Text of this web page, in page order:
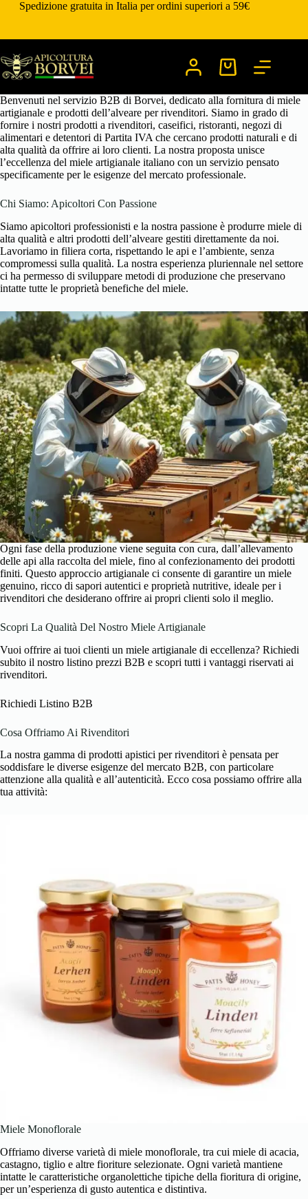
SaltaSpedizione gratuita in Italia per ordini superiori a 59€
Carrello
Benvenuti nel servizio B2B di Borvei, dedicato alla fornitura di miele
artigianale e prodotti dell’alveare per rivenditori. Siamo in grado di
fornire i nostri prodotti a rivenditori, caseifici, ristoranti, negozi di
alimentari e detentori di Partita IVA che cercano prodotti naturali e di
alta qualità da offrire ai loro clienti. La nostra proposta unisce
l’eccellenza del miele artigianale italiano con un servizio pensato
specificamente per le esigenze del mercato professionale.
Chi Siamo: Apicoltori Con Passione
Siamo apicoltori professionisti e la nostra passione è produrre miele di
alta qualità e altri prodotti dell’alveare gestiti direttamente da noi.
Lavoriamo in filiera corta, rispettando le api e l’ambiente, senza
compromessi sulla qualità. La nostra esperienza pluriennale nel settore
ci ha permesso di sviluppare metodi di produzione che preservano
intatte tutte le proprietà benefiche del miele.
Ogni fase della produzione viene seguita con cura, dall’allevamento
delle api alla raccolta del miele, fino al confezionamento dei prodotti
finiti. Questo approccio artigianale ci consente di garantire un miele
genuino, ricco di sapori autentici e proprietà nutritive, ideale per i
rivenditori che desiderano offrire ai propri clienti solo il meglio.
Scopri La Qualità Del Nostro Miele Artigianale
Vuoi offrire ai tuoi clienti un miele artigianale di eccellenza? Richiedi
subito il nostro listino prezzi B2B e scopri tutti i vantaggi riservati ai
rivenditori.
Richiedi Listino B2B
Cosa Offriamo Ai Rivenditori
La nostra gamma di prodotti apistici per rivenditori è pensata per
soddisfare le diverse esigenze del mercato B2B, con particolare
attenzione alla qualità e all’autenticità. Ecco cosa possiamo offrire alla
tua attività:
Miele Monoflorale
Offriamo diverse varietà di miele monoflorale, tra cui miele di acacia,
castagno, tiglio e altre fioriture selezionate. Ogni varietà mantiene
intatte le caratteristiche organolettiche tipiche della fioritura di origine,
per un’esperienza di gusto autentica e distintiva.